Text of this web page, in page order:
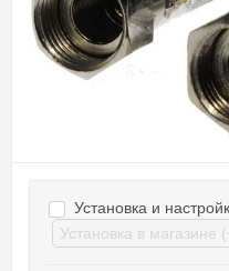
Установка и